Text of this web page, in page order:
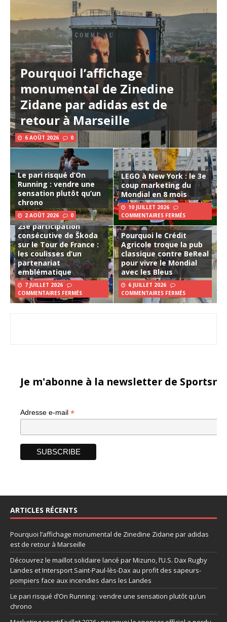
Pourquoi l’affichage
monumental de Zinedine
Zidane par adidas est de
retour à Marseille
6 AOÛT 2026 0
Le pari risqué d’On
Running : vendre une
sensation plutôt qu’un
chrono
2 AOÛT 2026 0
LEGO à New York : le 3e
coup marketing du
Mondial en 8 mois
10 JUILLET 2026
COMMENTAIRES FERMÉS
23e participation
consécutive de Škoda
sur le Tour de France :
les coulisses d’un
partenariat
emblématique
7 JUILLET 2026
COMMENTAIRES FERMÉS
Pourquoi le Crédit
Agricole troque la pub
classique contre BeReal
pour vivre le Mondial
avec les Bleus
6 JUILLET 2026
COMMENTAIRES FERMÉS
Je m'abonne à la newsletter de
Adresse e-mail *
ARTICLES RÉCENTS
Pourquoi l’affichage monumental de Zinedine Zidane par adidas
est de retour à Marseille
Découvrez le maillot solidaire lancé par Mizuno, l’U.S. Dax Rugby
Landes et Intersport Saint-Paul-lès-Dax au profit des sapeurs-
pompiers face aux incendies dans les Landes
Le pari risqué d’On Running : vendre une sensation plutôt qu’un
chrono